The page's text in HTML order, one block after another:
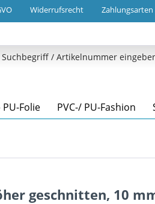
Widerrufsrecht Zahlungsarten
Folie PVC-/ PU-Fashion
geschnitten, 10